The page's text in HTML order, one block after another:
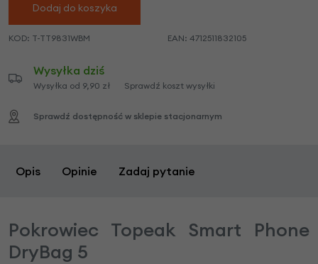
Dodaj do koszyka
KOD: T-TT9831WBM EAN: 4712511832105
Wysyłka dziś
Wysyłka od 9,90 zł Sprawdź koszt wysyłki
Sprawdź dostępność w sklepie stacjonarnym
Opis Opinie Zadaj pytanie
Pokrowiec Topeak Smart Phone
DryBag 5